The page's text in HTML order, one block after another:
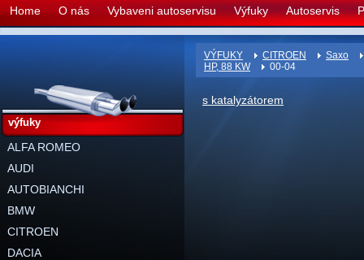
Home O nás Vybaveni autoservisu Výfuky Autoservis
VÝFUKY CITROEN
Saxo
HP, 88 KW
00-04
s katalyzátorem
výfuky
ALFA ROMEO
AUDI
AUTOBIANCHI
BMW
CITROEN
DACIA